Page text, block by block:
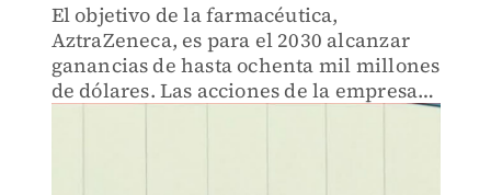
El objetivo de la farmacéutica,
AztraZeneca, es para el 2030 alcanzar
ganancias de hasta ochenta mil millones
de dólares. Las acciones de la empresa